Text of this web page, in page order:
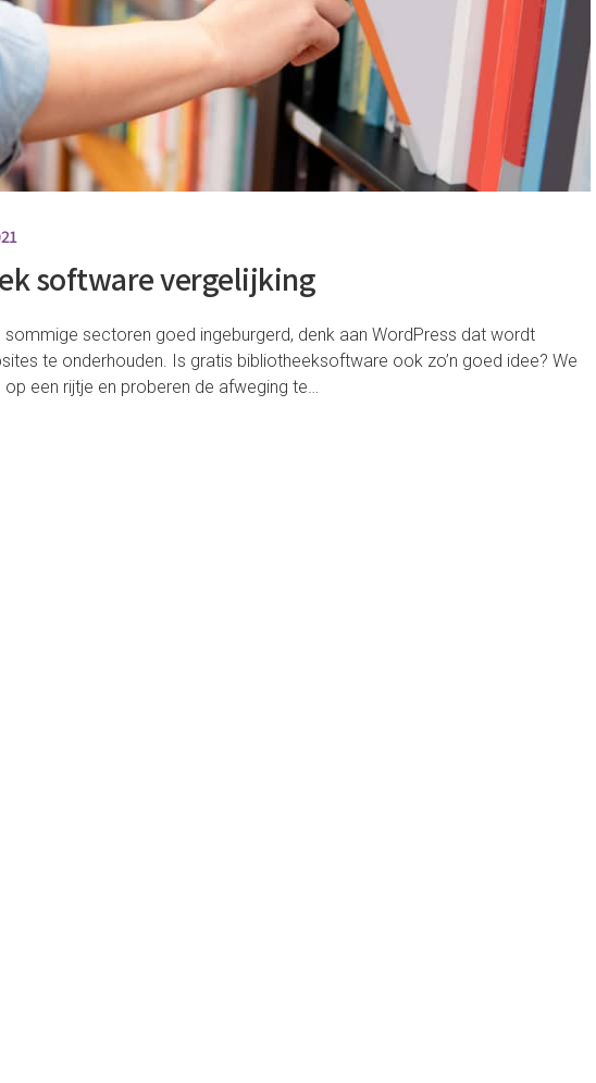
software vergelijking
sectoren goed ingeburgerd, denk aan WordPress dat wordt
te onderhouden. Is gratis bibliotheeksoftware ook zo’n goed idee? We
een rijtje en proberen de afweging te…